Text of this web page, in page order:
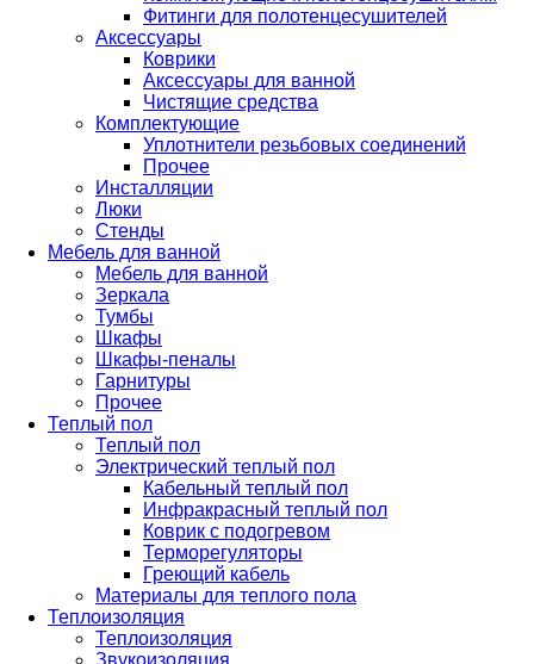
Фитинги для полотенцесушителей
Аксессуары
Коврики
Аксессуары для ванной
Чистящие средства
Комплектующие
Уплотнители резьбовых соединений
Прочее
Инсталляции
Люки
Стенды
Мебель для ванной
Мебель для ванной
Зеркала
Тумбы
Шкафы
Шкафы-пеналы
Гарнитуры
Прочее
Теплый пол
Теплый пол
Электрический теплый пол
Кабельный теплый пол
Инфракрасный теплый пол
Коврик с подогревом
Терморегуляторы
Греющий кабель
Материалы для теплого пола
Теплоизоляция
Теплоизоляция